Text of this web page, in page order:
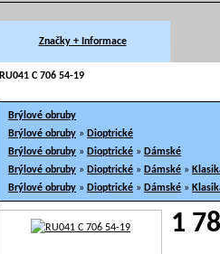
Značky + Informace
RU041 C 706 54-19
Brýlové obruby
Brýlové obruby » Dioptrické
Brýlové obruby » Dioptrické » Dámské
Brýlové obruby » Dioptrické » Dámské »
Brýlové obruby » Dioptrické » Dámské »
1